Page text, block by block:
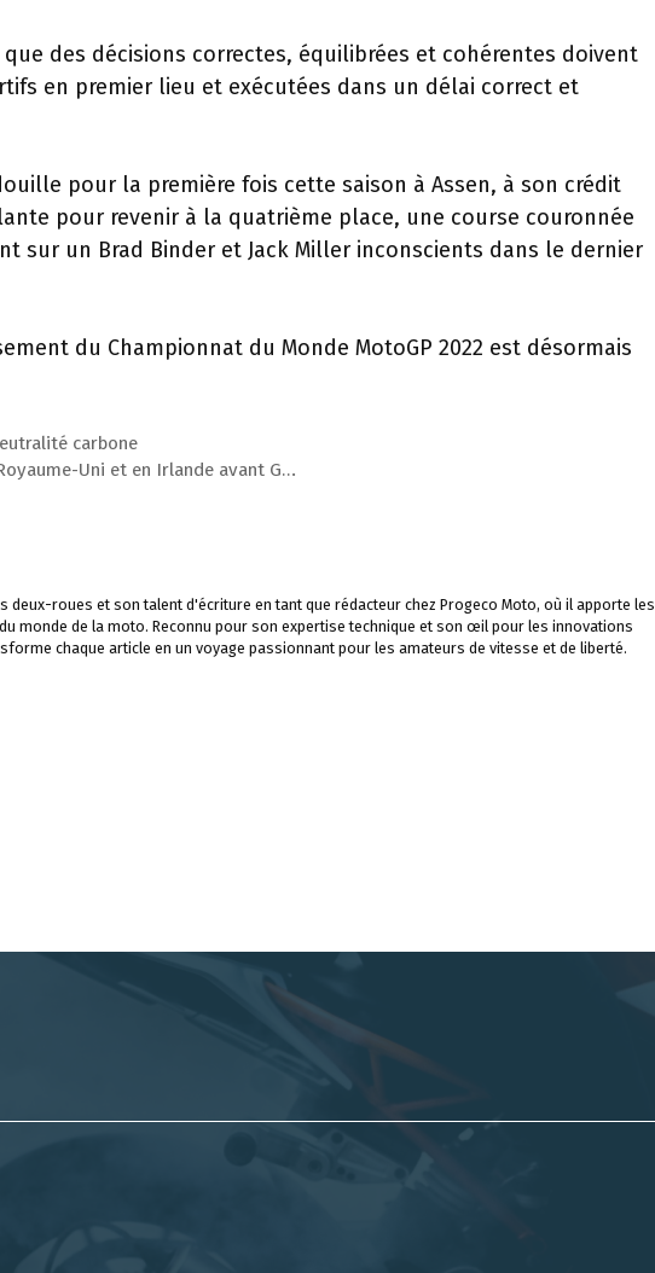
que des décisions correctes, équilibrées et cohérentes doivent
en premier lieu et exécutées dans un délai correct et
pour la première fois cette saison à Assen, à son crédit
pour revenir à la quatrième place, une course couronnée
sur un Brad Binder et Jack Miller inconscients dans le dernier
du Championnat du Monde MotoGP 2022 est désormais
carbone
Uni et en Irlande avant G…
deux-roues et son talent d'écriture en tant que rédacteur chez Progeco Moto, où il apporte les
monde de la moto. Reconnu pour son expertise technique et son œil pour les innovations
chaque article en un voyage passionnant pour les amateurs de vitesse et de liberté.